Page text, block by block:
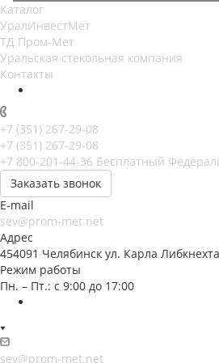
Каталог
УралИнвестМет
ТД Пром-Мет
Уральская стекольная компания
Контакты
+7 (351) 267-29-08
+7 (351) 267-29-08
+7 800-201-44-36 Бесплатный
Заказать звонок
E-mail
sev@prom-met.net
Адрес
454091 Челябинск ул. Карла
Режим работы
Пн. – Пт.: с 9:00 до 17:00
sev@prom-met.net